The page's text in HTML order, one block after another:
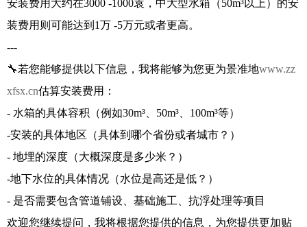
安装费用大约在3000 -1000袁，中大型水箱（50m³以上）的安
装费用则可能达到1万 -5万元或者更高。
---
🔧若您能够提供以下信息，我将能够为您更为景准地www.zz
xfsx.cn估算安装费用：
- 水箱的具体容积（例如30m³、50m³、100m³等）
-安装的具体地区（具体到哪个省份或者城市？）
- 地埋的深度（大概深度是多少米？）
-地下水位的具体情况（水位是高还是低？）
- 是否需要包含管道铺设、基础施工、抗浮处理等项目
欢迎您继续提问，我将根据您提供的信息，为您提供更加贴